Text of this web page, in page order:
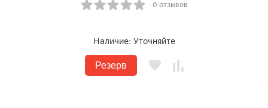
0 отзывов
Наличие: Уточняйте
Резерв